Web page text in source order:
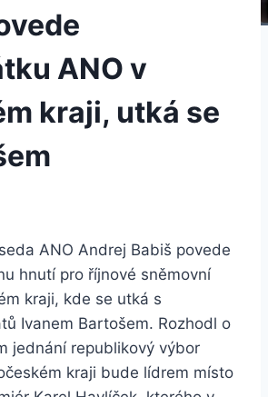
ANO v
kraji, utká se
ANO Andrej Babiš povede
hnutí pro říjnové sněmovní
kraji, kde se utká s
Ivanem Bartošem. Rozhodl o
jednání republikový výbor
kraji bude lídrem místo